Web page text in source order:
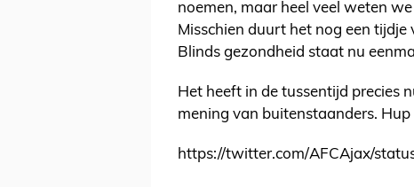
noemen, maar heel veel weten
Misschien duurt het nog een
Blinds gezondheid staat nu
Het heeft in de tussentijd precies
mening van buitenstaanders. Hup
https://twitter.com/AFCAjax/